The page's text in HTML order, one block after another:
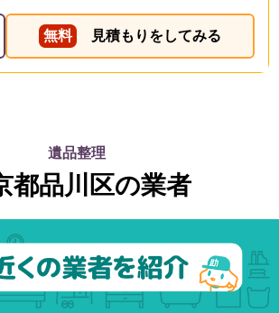
も紹介したいです。ありがとうござい
無料 見積もりをしてみる
遺品整理
都品川区の業者